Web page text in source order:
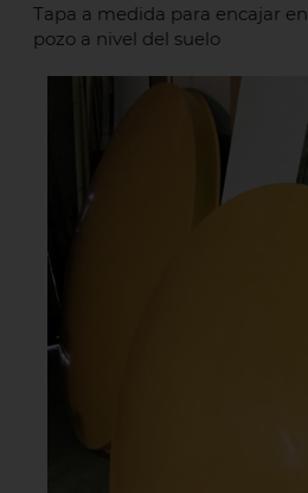
Tapa a medida para encajar
pozo a nivel del suelo